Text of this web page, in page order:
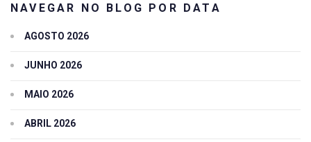
NAVEGAR NO BLOG POR DATA
AGOSTO 2026
JUNHO 2026
MAIO 2026
ABRIL 2026